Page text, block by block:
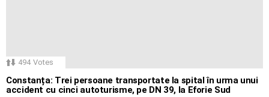
494 Votes
Constanța: Trei persoane transportate la spital în urma unui
accident cu cinci autoturisme, pe DN 39, la Eforie Sud